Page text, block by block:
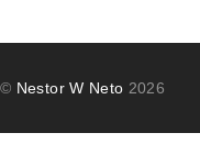
© Nestor W Neto 2026